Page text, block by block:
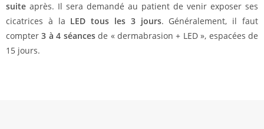
suite après. Il sera demandé au patient de venir exposer ses
cicatrices à la LED tous les 3 jours. Généralement, il faut
compter3 à 4 séancesde « dermabrasion + LED », espacées de
15 jours.